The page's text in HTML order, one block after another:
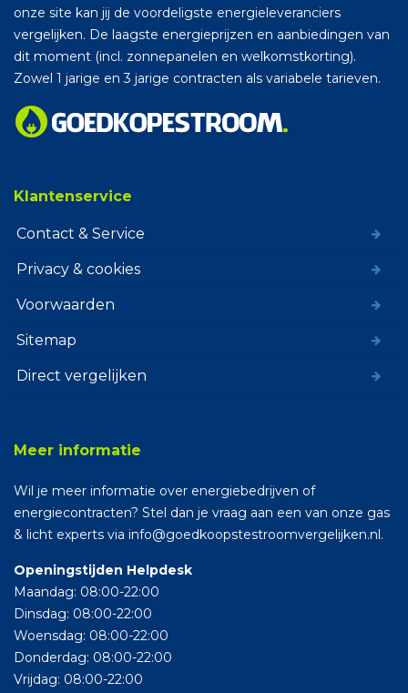
onze site kan jij de voordeligste energieleveranciers
vergelijken. De laagste energieprijzen en aanbiedingen van
dit moment (incl. zonnepanelen en welkomstkorting).
Zowel 1 jarige en 3 jarige contracten als variabele tarieven.
Klantenservice
Contact & Service
Privacy & cookies
Voorwaarden
Sitemap
Direct vergelijken
Meer informatie
Wil je meer informatie over energiebedrijven of
energiecontracten? Stel dan je vraag aan een van onze gas
& licht experts via info@goedkoopstestroomvergelijken.nl.
Openingstijden Helpdesk
Maandag: 08:00-22:00
Dinsdag: 08:00-22:00
Woensdag: 08:00-22:00
Donderdag: 08:00-22:00
Vrijdag: 08:00-22:00